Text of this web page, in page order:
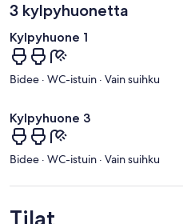
3 kylpyhuonetta
Kylpyhuone 1
Bidee · WC-istuin · Vain suihku
Kylpyhuone 3
Bidee · WC-istuin · Vain suihku
Tilat